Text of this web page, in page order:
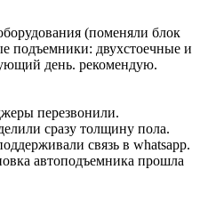
(поменяли блок
подъемники: двухстоечные и
день. рекомендую.
перезвонили.
сразу толщину пола.
связь в whatsapp.
автоподъемника прошла